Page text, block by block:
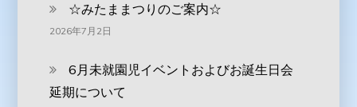
☆みたままつりのご案内☆
2026年7月2日
6月未就園児イベントおよびお誕生日会
延期について